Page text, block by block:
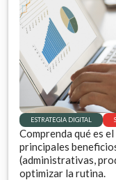
ESTRATEGIA DIGITAL
Comprenda qué es
principales
(administrativas,
optimizar la rutina.